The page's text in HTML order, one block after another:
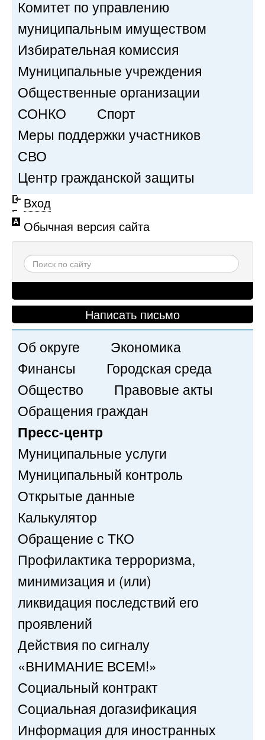
Комитет по управлению
муниципальным имуществом
Избирательная комиссия
Муниципальные учреждения
Общественные организации
СОНКО
Спорт
Меры поддержки участников
СВО
Центр гражданской защиты
Вход
Обычная версия сайта
Написать письмо
Об округе
Экономика
Финансы
Городская среда
Общество
Правовые акты
Обращения граждан
Пресс-центр
Муниципальные услуги
Муниципальный контроль
Открытые данные
Калькулятор
Обращение с ТКО
Профилактика терроризма,
минимизация и (или)
ликвидация последствий его
проявлений
Действия по сигналу
«ВНИМАНИЕ ВСЕМ!»
Социальный контракт
Социальная догазификация
Информация для иностранных